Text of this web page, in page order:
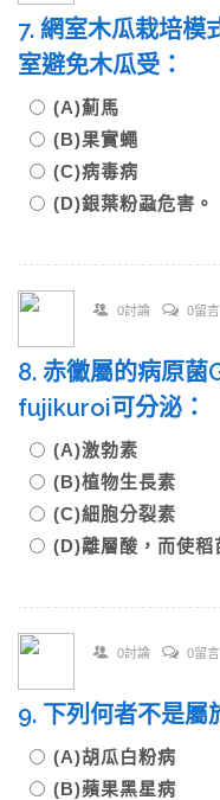
7. 網室木瓜栽培模
室避免木瓜受：
(A)薊馬
(B)果實蠅
(C)病毒病
(D)銀葉粉蝨危害。
0討論 0留言
8. 赤黴屬的病原
fujikuroi可分泌：
(A)激勃素
(B)植物生長素
(C)細胞分裂素
(D)離層酸，而使稻
0討論 0留言
9. 下列何者不是屬
(A)胡瓜白粉病
(B)蘋果黑星病